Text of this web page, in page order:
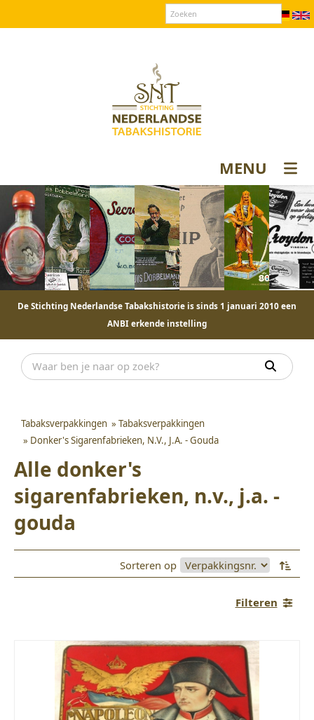
MENU
De Stichting Nederlandse Tabakshistorie is sinds 1 januari 2010 een
ANBI erkende instelling
Tabaksverpakkingen » Tabaksverpakkingen
» Donker's Sigarenfabrieken, N.V., J.A. - Gouda
Alle donker's
sigarenfabrieken, n.v., j.a. -
gouda
Sorteren op
Filteren